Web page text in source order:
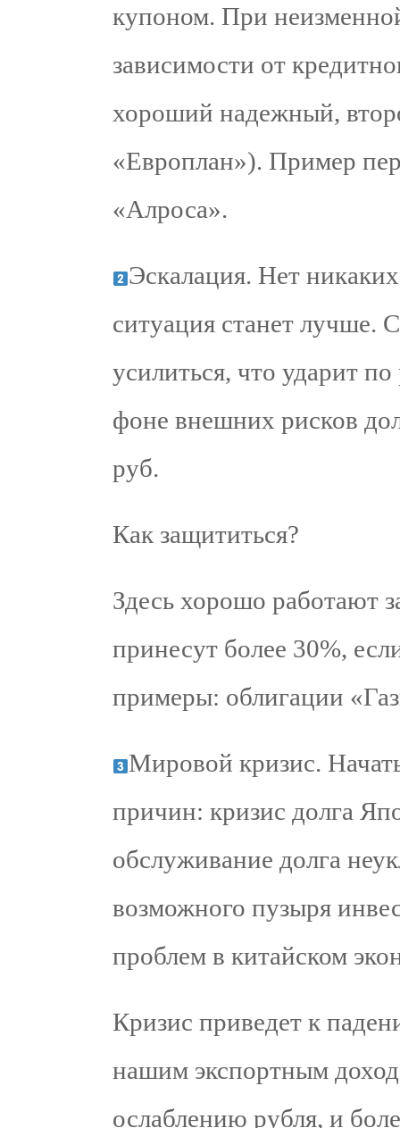
купоном. При
зависимости от
хороший надежный,
«Европлан»). Пример
«Алроса».
Эскалация. Нет
ситуация станет лучше.
усилиться, что ударит
фоне внешних рисков
руб.
Как защититься?
Здесь хорошо работают
принесут более 30%,
примеры: облигации
Мировой кризис.
причин: кризис долга
обслуживание долга
возможного пузыря
проблем в китайском
Кризис приведет к
нашим экспортным
ослаблению рубля, и